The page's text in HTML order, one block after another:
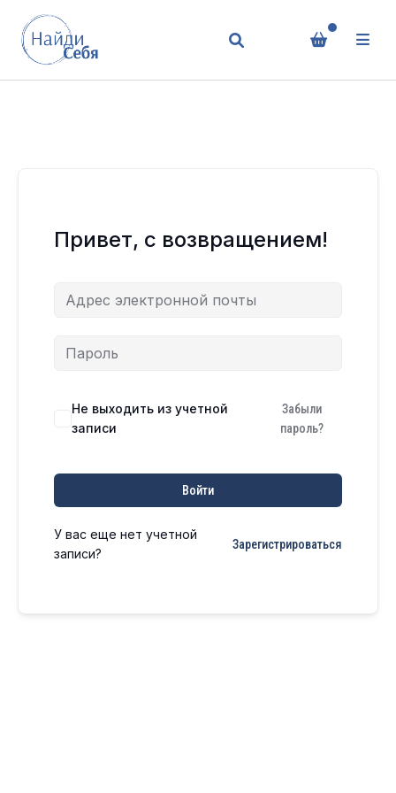
Привет, с возвращением!
Не выходить из учетной
записи
Забыли
пароль?
Войти
У вас еще нет учетной
записи?
Зарегистрироваться